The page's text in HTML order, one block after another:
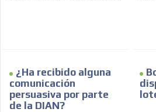
¿Ha recibido alguna
comunicación
persuasiva por parte
de la DIAN?